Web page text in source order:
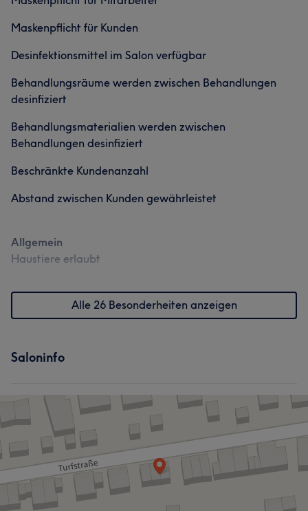
Maskenpflicht für Kunden
Desinfektionsmittel im Salon verfügbar
Behandlungsräume werden zwischen Behandlungen
desinfiziert
Behandlungsmaterialien werden zwischen
Behandlungen desinfiziert
Beschränkte Kundenanzahl
Abstand zwischen Kunden gewährleistet
Allgemein
Haustiere erlaubt
Alle 26 Besonderheiten anzeigen
Saloninfo